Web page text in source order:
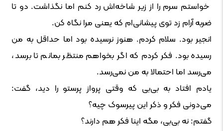
خواستم سرم را از زیر شاخه‌اش رد کنم اما نگذاشت. دو تا
ضربه آرام زد توی پیشانی‌ام که یعنی مرا نگاه کن.
انجیر بود. سلام کردم. هنوز نرسیده بود اما حداقل به من
رسیده بود. فکر کردم که اگر بخواهم منتظر بمانم تا برسد،
می‌رسد اما احتمالا به من نمی‌رسد.
یادم افتاد به بی‌بی که وقتی پرواز پرستو را دید، گفت:
می‌دونی فکر و ذکر این پیرسوک چیه؟
گفتم: نه بی‌بی، مگه اینا فکر هم دارند؟